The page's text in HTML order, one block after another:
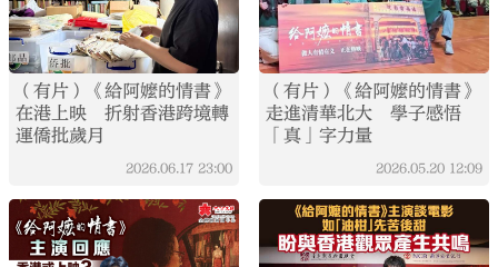
（有片）《給阿嬤的情書》
在港上映 折射香港跨境轉
運僑批歲月
2026.06.17 23:00
（有片）《給阿嬤的情書》
走進清華北大 學子感悟
「真」字力量
2026.05.20 12:09